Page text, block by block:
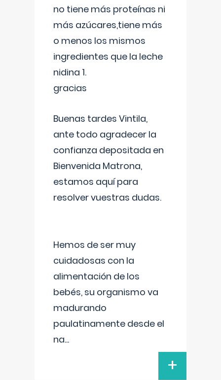
no tiene más proteínas ni
más azúcares,tiene más
o menos los mismos
ingredientes que la leche
nidina 1.
gracias
Buenas tardes Vintila,
ante todo agradecer la
confianza depositada en
Bienvenida Matrona,
estamos aquí para
resolver vuestras dudas.
Hemos de ser muy
cuidadosas con la
alimentación de los
bebés, su organismo va
madurando
paulatinamente desde el
na...
+